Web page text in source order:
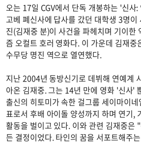
오는 17일 CGV에서 단독 개봉하는 '신사
고베 폐신사에 답사를 갔던 대학생 3명이
진(김재중 분)이 사건을 파헤치며 기이한
즘 오컬트 호러 영화다. 이 가운데 김재중
수무당 명진 역으로 열연했다.
지난 2004년 동방신기로 데뷔해 연예계
아온 김재중. 그는 14년 만에 영화 '신사'
출신의 히토미가 속한 걸그룹 세이마이
표로서 후배 아이돌 양성까지 하며 연기,
활동을 벌이고 있다. 이와 관련 김재중은
든 결정이었다. 타인의 꿈을 서포트해주